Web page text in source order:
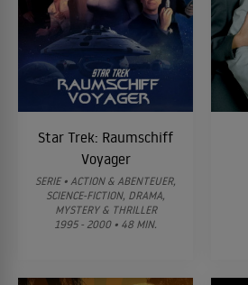
Star Trek: Raumschiff
Voyager
SERIE • ACTION & ABENTEUER,
SCIENCE-FICTION, DRAMA,
MYSTERY & THRILLER
1995 - 2000 • 48 MIN.